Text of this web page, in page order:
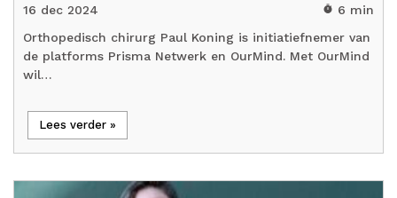
16 dec 2024 timer 6 min
Orthopedisch chirurg Paul Koning is initiatiefnemer van
de platforms Prisma Netwerk en OurMind. Met OurMind
wil…
Lees verder »